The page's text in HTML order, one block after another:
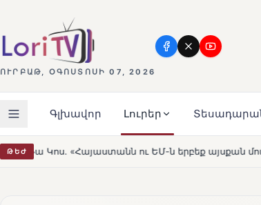
ՈՒՐԲԱԹ, ՕԳՈՍՏՈՍԻ 07, 2026
Գլխավոր Լուրեր
ԹԵԺ
ու ԵՄ-ն երբեք այսքան մոտ չեն եղել» HOT